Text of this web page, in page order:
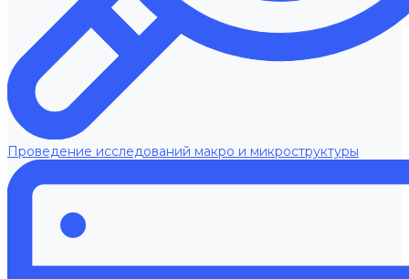
Проведение исследований макро и микроструктуры